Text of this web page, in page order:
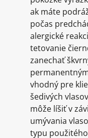
ak máte
počas
alergické
tetovanie
zanechať
vhodný pre
šedivých
môže líšiť v
umývania
typu